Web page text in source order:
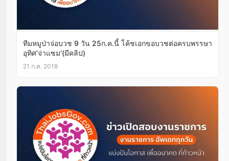
ทีมหมูป่าจ่อบวช 9 วัน 25ก.ค.นี้ โค้ชเอกขอบวชต่อครบพรรษา
อุทิศ’จ่าแซม'(มีคลิป)
21 ก.ค. 2018